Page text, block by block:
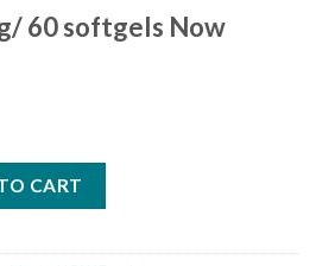
60 softgels Now
CART